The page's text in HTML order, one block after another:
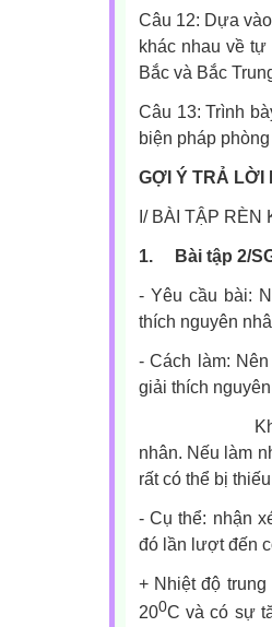
Câu 12: Dựa
khác nhau về
Bắc và Bắc
Câu 13: Trình
biện pháp
GỢI Ý TRẢ LỜI
I/ BÀI TẬP RÈN
1.
Bài tập 2/
- Yêu cầu bài:
thích nguyên
- Cách làm:
giải thích
Không nên:
nhân. Nếu làm
rất có thể bị
- Cụ thể: nhận
đó lần lượt đến
+ Nhiệt độ
200C và có sự